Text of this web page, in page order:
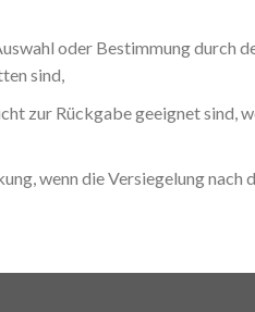
oder Bestimmung durch
sind,
zur Rückgabe geeignet sind,
wenn die Versiegelung nach